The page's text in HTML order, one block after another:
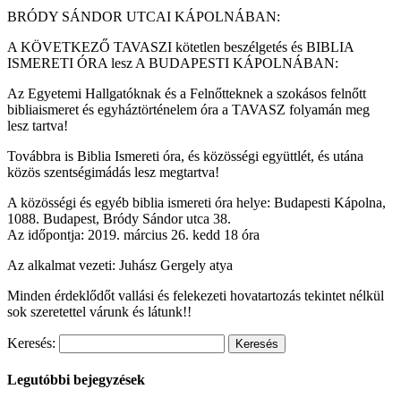
BRÓDY SÁNDOR UTCAI KÁPOLNÁBAN:
A KÖVETKEZŐ TAVASZI kötetlen beszélgetés és BIBLIA
ISMERETI ÓRA lesz A BUDAPESTI KÁPOLNÁBAN:
Az Egyetemi Hallgatóknak és a Felnőtteknek a szokásos felnőtt
bibliaismeret és egyháztörténelem óra a TAVASZ folyamán meg
lesz tartva!
Továbbra is Biblia Ismereti óra, és közösségi együttlét, és utána
közös szentségimádás lesz megtartva!
A közösségi és egyéb biblia ismereti óra helye: Budapesti Kápolna,
1088. Budapest, Bródy Sándor utca 38.
Az időpontja: 2019. március 26. kedd 18 óra
Az alkalmat vezeti: Juhász Gergely atya
Minden érdeklődőt vallási és felekezeti hovatartozás tekintet nélkül
sok szeretettel várunk és látunk!!
Keresés:
Legutóbbi bejegyzések